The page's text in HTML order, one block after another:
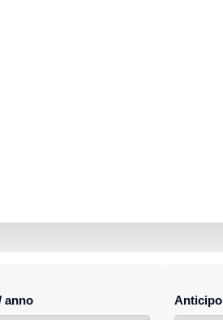
anno Anticipo